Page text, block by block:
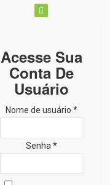
Acesse Sua
Conta De
Usuário
Nome de usuário *
Senha *